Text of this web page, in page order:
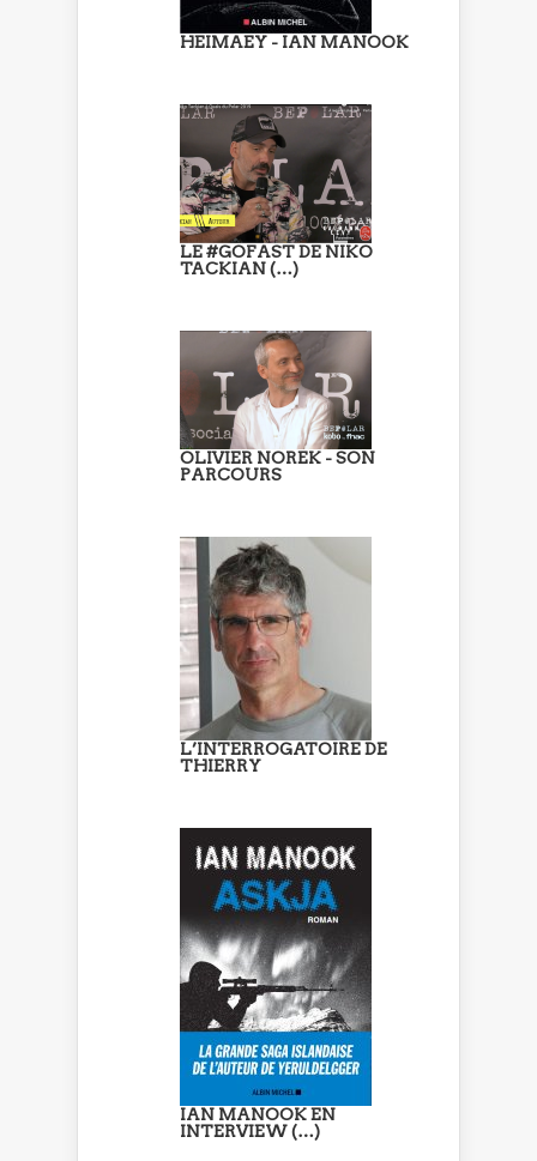
HEIMAEY - IAN MANOOK
LE #GOFAST DE NIKO
TACKIAN (…)
OLIVIER NOREK - SON
PARCOURS
L’INTERROGATOIRE DE
THIERRY
IAN MANOOK EN
INTERVIEW (…)